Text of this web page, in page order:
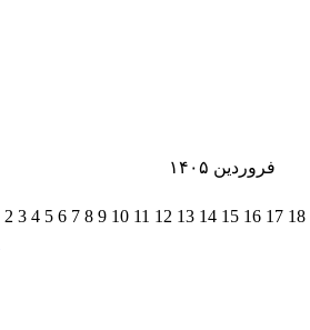
فروردین ۱۴۰۵
2 3 4 5 6 7 8 9 10 11 12 13 14 15 16 17 18